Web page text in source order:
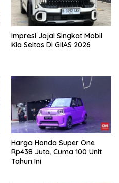
Impresi Jajal Singkat Mobil
Kia Seltos Di GIIAS 2026
Harga Honda Super One
Rp438 Juta, Cuma 100 Unit
Tahun Ini